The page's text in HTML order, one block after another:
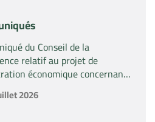
« Rilutek » et «
par la société « Sanofi
du Conseil de la
relatif au projet de
économique concernant
contrôle exclusif par la
Plastika Kritis SA » de la
2026